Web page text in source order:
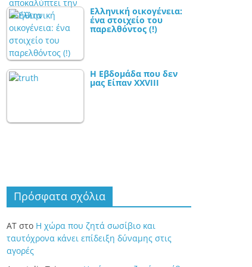
Ελληνική οικογένεια:
ένα στοιχείο του
παρελθόντος (!)
Η Εβδομάδα που δεν
μας Είπαν XXVIII
Πρόσφατα σχόλια
ΑΤ στο Η χώρα που ζητά σωσίβιο και
ταυτόχρονα κάνει επίδειξη δύναμης στις
αγορές